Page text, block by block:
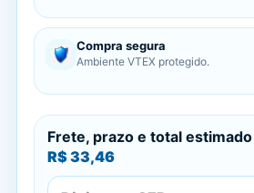
Compra segura
Ambiente VTEX protegido.
Frete, prazo e total estimado
R$ 33,46